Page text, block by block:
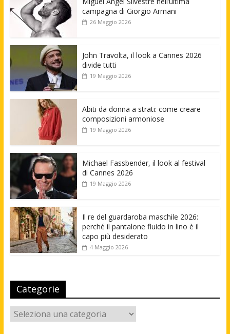
campagna di Giorgio Armani
26 Maggio 2026
John Travolta, il look a Cannes 2026
divide tutti
19 Maggio 2026
Abiti da donna a strati: come creare
composizioni armoniose
19 Maggio 2026
Michael Fassbender, il look al festival
di Cannes 2026
19 Maggio 2026
Il re del guardaroba maschile 2026:
perché il pantalone fluido in lino è il
capo più desiderato
4 Maggio 2026
Categorie
Categorie